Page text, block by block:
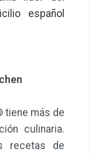
español
tiene más de
culinaria.
recetas de